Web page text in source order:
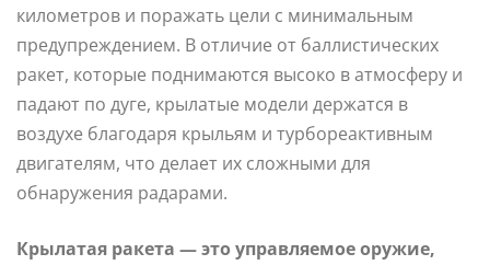
километров и поражать цели с минимальным
предупреждением. В отличие от баллистических
ракет, которые поднимаются высоко в атмосферу и
падают по дуге, крылатые модели держатся в
воздухе благодаря крыльям и турбореактивным
двигателям, что делает их сложными для
обнаружения радарами.
Крылатая ракета — это управляемое оружие,